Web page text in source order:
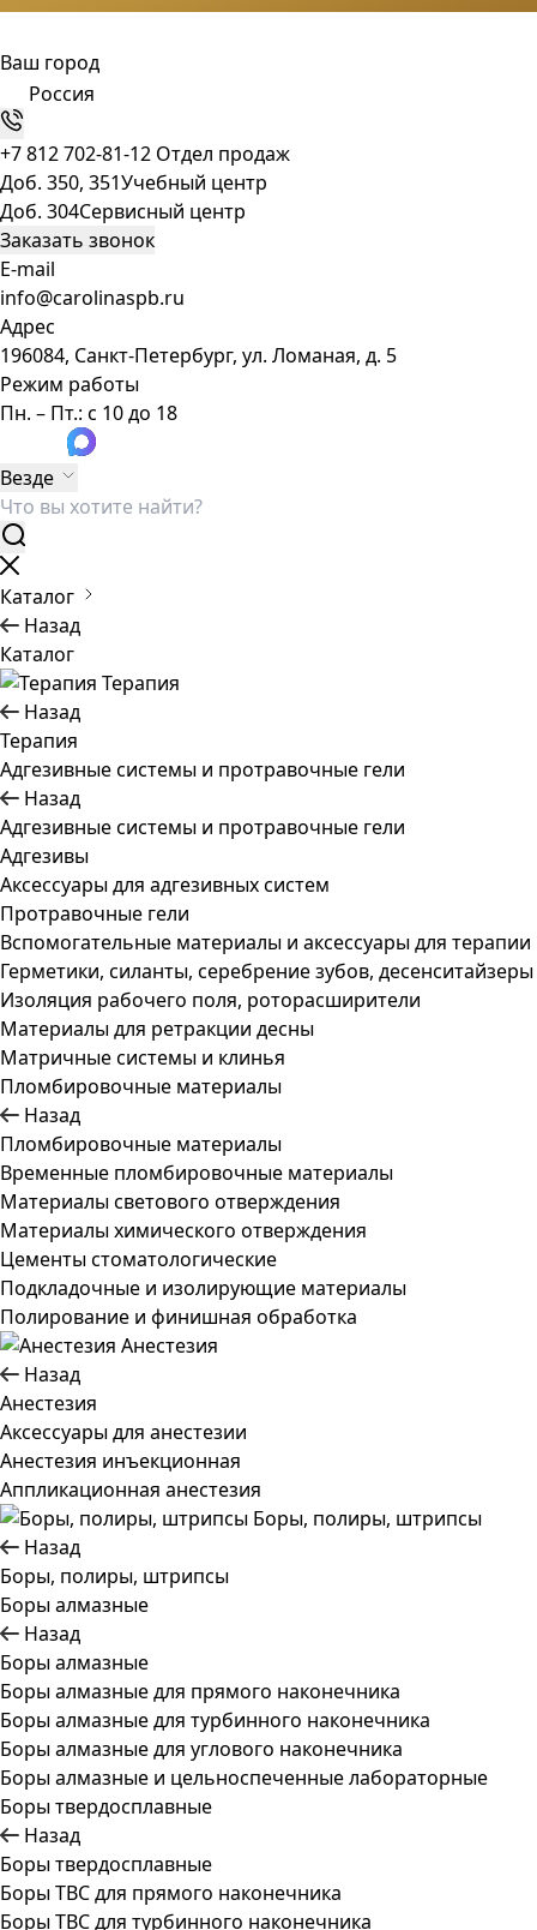
Ваш город
Россия
+7 812 702-81-12 Отдел продаж
Доб. 350, 351Учебный центр
Доб. 304Сервисный центр
Заказать звонок
E-mail
info@carolinaspb.ru
Адрес
196084, Санкт-Петербург, ул. Ломаная, д. 5
Режим работы
Пн. – Пт.: с 10 до 18
Везде
Каталог
Назад
Каталог
Терапия
Назад
Терапия
Адгезивные системы и протравочные гели
Назад
Адгезивные системы и протравочные гели
Адгезивы
Аксессуары для адгезивных систем
Протравочные гели
Вспомогательные материалы и аксессуары для терапии
Герметики, силанты, серебрение зубов, десенситайзеры
Изоляция рабочего поля, роторасширители
Материалы для ретракции десны
Матричные системы и клинья
Пломбировочные материалы
Назад
Пломбировочные материалы
Временные пломбировочные материалы
Материалы светового отверждения
Материалы химического отверждения
Цементы стоматологические
Подкладочные и изолирующие материалы
Полирование и финишная обработка
Анестезия
Назад
Анестезия
Аксессуары для анестезии
Анестезия инъекционная
Аппликационная анестезия
Боры, полиры, штрипсы
Назад
Боры, полиры, штрипсы
Боры алмазные
Назад
Боры алмазные
Боры алмазные для прямого наконечника
Боры алмазные для турбинного наконечника
Боры алмазные для углового наконечника
Боры алмазные и цельноспеченные лабораторные
Боры твердосплавные
Назад
Боры твердосплавные
Боры ТВС для прямого наконечника
Боры ТВС для турбинного наконечника